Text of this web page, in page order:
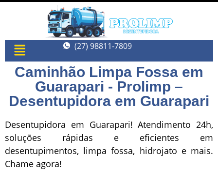
(27) 98811-7809
Caminhão Limpa Fossa em
Guarapari - Prolimp –
Desentupidora em Guarapari
Desentupidora em Guarapari! Atendimento 24h,
soluções rápidas e eficientes em
desentupimentos, limpa fossa, hidrojato e mais.
Chame agora!